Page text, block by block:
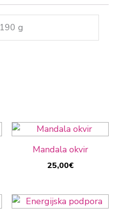
190 g
Mandala okvir
25,00€